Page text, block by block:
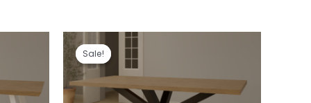
Sale!
Sale!